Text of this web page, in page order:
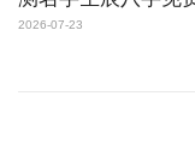
2026-07-23